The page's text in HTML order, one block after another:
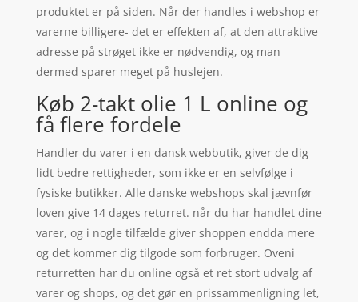
produktet er på siden. Når der handles i webshop er
varerne billigere- det er effekten af, at den attraktive
adresse på strøget ikke er nødvendig, og man
dermed sparer meget på huslejen.
Køb 2-takt olie 1 L online og
få flere fordele
Handler du varer i en dansk webbutik, giver de dig
lidt bedre rettigheder, som ikke er en selvfølge i
fysiske butikker. Alle danske webshops skal jævnfør
loven give 14 dages returret. når du har handlet dine
varer, og i nogle tilfælde giver shoppen endda mere
og det kommer dig tilgode som forbruger. Oveni
returretten har du online også et ret stort udvalg af
varer og shops, og det gør en prissammenligning let,